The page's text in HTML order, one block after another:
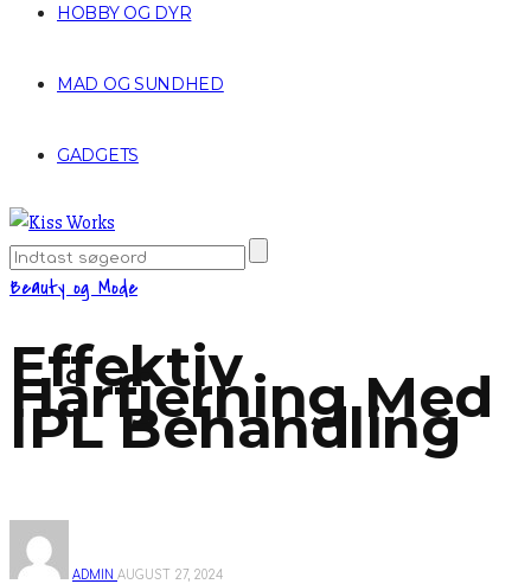
HOBBY OG DYR
MAD OG SUNDHED
GADGETS
Beauty og Mode
Effektiv
Hårfjerning Med
IPL Behandling
ADMIN AUGUST 27, 2024